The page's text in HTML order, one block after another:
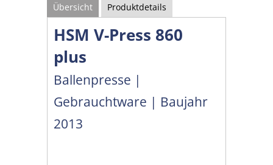
Übersicht Produktdetails
HSM V-Press 860
plus
Ballenpresse |
Gebrauchtware | Baujahr
2013